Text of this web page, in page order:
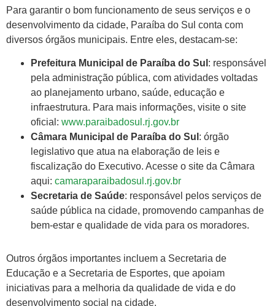
Para garantir o bom funcionamento de seus serviços e o
desenvolvimento da cidade, Paraíba do Sul conta com
diversos órgãos municipais. Entre eles, destacam-se:
Prefeitura Municipal de Paraíba do Sul : responsável
pela administração pública, com atividades voltadas
ao planejamento urbano, saúde, educação e
infraestrutura. Para mais informações, visite o site
oficial: www.paraibadosul.rj.gov.br
Câmara Municipal de Paraíba do Sul : órgão
legislativo que atua na elaboração de leis e
fiscalização do Executivo. Acesse o site da Câmara
aqui: camaraparaibadosul.rj.gov.br
Secretaria de Saúde: responsável pelos serviços de
saúde pública na cidade, promovendo campanhas de
bem-estar e qualidade de vida para os moradores.
Outros órgãos importantes incluem a Secretaria de
Educação e a Secretaria de Esportes, que apoiam
iniciativas para a melhoria da qualidade de vida e do
desenvolvimento social na cidade.